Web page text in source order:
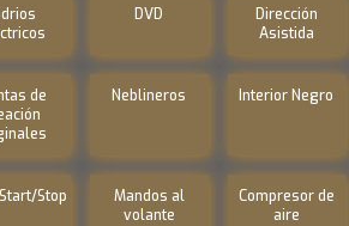
DVD
Dirección
Asistida
de
Neblineros Interior Negro
Stop
Mandos al
volante
Compresor de
aire